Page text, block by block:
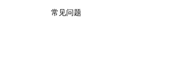
常见问题